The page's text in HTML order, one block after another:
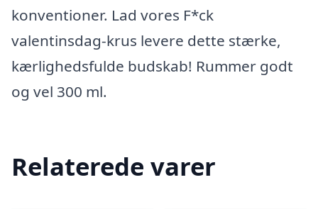
konventioner. Lad vores F*ck
valentinsdag-krus levere dette stærke,
kærlighedsfulde budskab! Rummer godt
og vel 300 ml.
Relaterede varer